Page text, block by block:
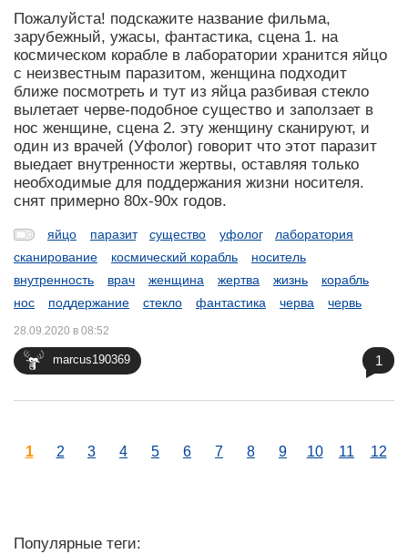
Пожалуйста! подскажите название фильма,
зарубежный, ужасы, фантастика, сцена 1. на
космическом корабле в лаборатории хранится яйцо
с неизвестным паразитом, женщина подходит
ближе посмотреть и тут из яйца разбивая стекло
вылетает черве-подобное существо и заползает в
нос женщине, сцена 2. эту женщину сканируют, и
один из врачей (Уфолог) говорит что этот паразит
выедает внутренности жертвы, оставляя только
необходимые для поддержания жизни носителя.
снят примерно 80х-90х годов.
яйцо паразит существо уфолог
лаборатория
сканирование
космический корабль
носитель
внутренность
врач женщина жертва жизнь
корабль
нос
поддержание стекло фантастика черва червь
marcus190369
28.09.2020 в 08:52
1
1 2 3 4 5 6 7 8 9 10 11 12
Популярные теги: